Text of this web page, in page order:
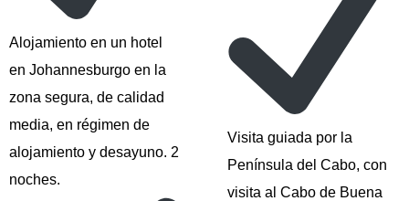
Alojamiento en un hotel
en Johannesburgo en la
zona segura, de calidad
media, en régimen de
alojamiento y desayuno. 2
noches.
Visita guiada por la
Península del Cabo, con
visita al Cabo de Buena